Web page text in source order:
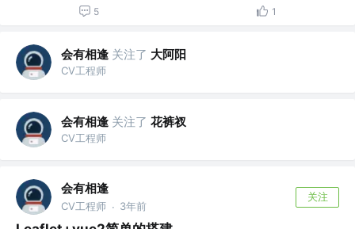
5 1
会有相逢 关注了 大阿阳
CV工程师
会有相逢 关注了 花裤衩
CV工程师
会有相逢
CV工程师 · 3年前
关注